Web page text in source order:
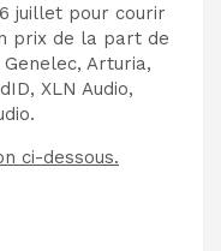
juillet pour courir
prix de la part de
Arturia,
XLN Audio,
ci-dessous.